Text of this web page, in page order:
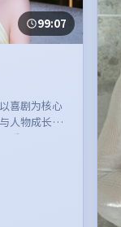
99:07
喜剧为核心
人物成长展
看。